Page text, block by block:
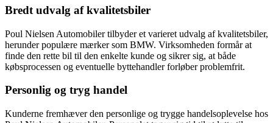
Bredt udvalg af kvalitetsbiler
Poul Nielsen Automobiler tilbyder et varieret udvalg af kvalitetsbiler,
herunder populære mærker som BMW. Virksomheden formår at
finde den rette bil til den enkelte kunde og sikrer sig, at både
købsprocessen og eventuelle byttehandler forløber problemfrit.
Personlig og tryg handel
Kunderne fremhæver den personlige og trygge handelsoplevelse hos